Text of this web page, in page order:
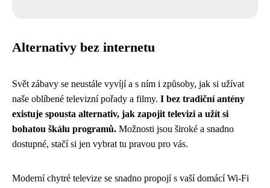
Alternativy bez internetu
Svět zábavy se neustále vyvíjí a s ním i způsoby, jak si užívat
naše oblíbené televizní pořady a filmy. I bez tradiční antény
existuje spousta alternativ, jak zapojit televizi a užít si
bohatou škálu programů. Možnosti jsou široké a snadno
dostupné, stačí si jen vybrat tu pravou pro vás.
Moderní chytré televize se snadno propojí s vaší domácí Wi-Fi